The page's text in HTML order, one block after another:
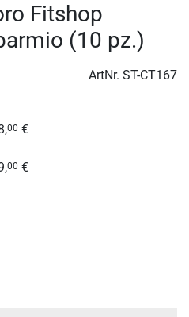
Fitshop
(10 pz.)
ArtNr. ST-CT167
00 €
00 €